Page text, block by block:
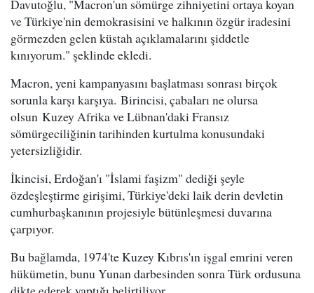
Davutoğlu, "Macron'un sömürge zihniyetini ortaya koyan
ve Türkiye'nin demokrasisini ve halkının özgür iradesini
görmezden gelen küstah açıklamalarını şiddetle
kınıyorum." şeklinde ekledi.
Macron, yeni kampanyasını başlatması sonrası birçok
sorunla karşı karşıya. Birincisi, çabaları ne olursa
olsun Kuzey Afrika ve Lübnan'daki Fransız
sömürgeciliğinin tarihinden kurtulma konusundaki
yetersizliğidir.
İkincisi, Erdoğan'ı "İslami faşizm" dediği şeyle
özdeşleştirme girişimi, Türkiye'deki laik derin devletin
cumhurbaşkanının projesiyle bütünleşmesi duvarına
çarpıyor.
Bu bağlamda, 1974'te Kuzey Kıbrıs'ın işgal emrini veren
hükümetin, bunu Yunan darbesinden sonra Türk ordusuna